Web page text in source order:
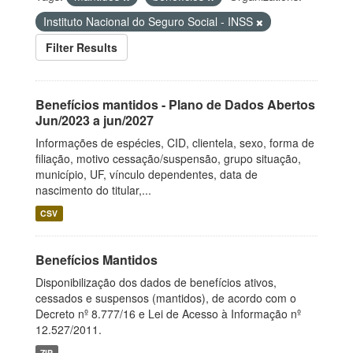
Instituto Nacional do Seguro Social - INSS
Filter Results
Benefícios mantidos - Plano de Dados Abertos
Jun/2023 a jun/2027
Informações de espécies, CID, clientela, sexo, forma de
filiação, motivo cessação/suspensão, grupo situação,
município, UF, vínculo dependentes, data de
nascimento do titular,...
CSV
Benefícios Mantidos
Disponibilização dos dados de benefícios ativos,
cessados e suspensos (mantidos), de acordo com o
Decreto nº 8.777/16 e Lei de Acesso à Informação nº
12.527/2011.